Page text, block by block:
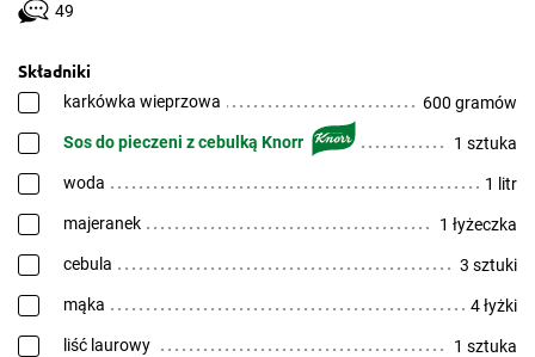
49
Składniki
karkówka wieprzowa 600 gramów
Sos do pieczeni z cebulką Knorr 1 sztuka
woda 1 litr
majeranek 1 łyżeczka
cebula 3 sztuki
mąka 4 łyżki
liść laurowy 1 sztuka